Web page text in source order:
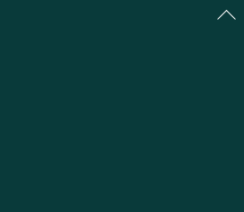
Back